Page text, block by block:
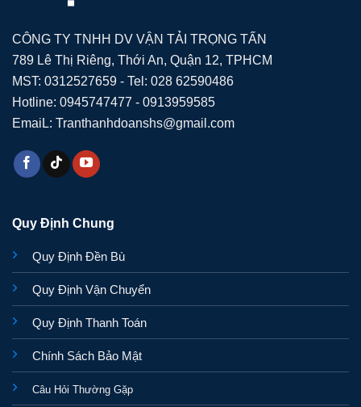
CÔNG TY TNHH DV VẬN TẢI TRỌNG TẤN
789 Lê Thị Riêng, Thới An, Quận 12, TPHCM
MST: 0312527659 - Tel: 028 62590486
Hotline: 0945747477 - 0913959585
EmaiL: Tranthanhdoanshs@gmail.com
Quy Định Chung
Quy Định Đền Bù
Quy Định Vận Chuyển
Quy Định Thanh Toán
Chính Sách Bảo Mật
Câu Hỏi Thường Gặp